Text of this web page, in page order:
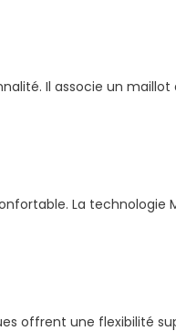
Il associe un maillot
La technologie
offrent une flexibilité